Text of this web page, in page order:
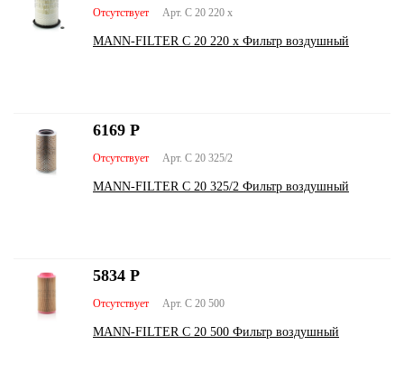
Арт. C 20 220 x
Отсутствует
MANN-FILTER C 20 220 x Фильтр воздушный
Арт. C 20 325/2
Отсутствует
MANN-FILTER C 20 325/2 Фильтр воздушный
6169 Р
Арт. C 20 500
Отсутствует
MANN-FILTER C 20 500 Фильтр воздушный
5834 Р